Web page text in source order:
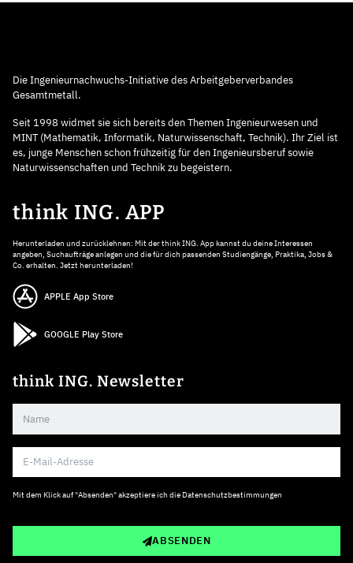
Die Ingenieurnachwuchs-Initiative des Arbeitgeberverbandes
Gesamtmetall.
Seit 1998 widmet sie sich bereits den Themen Ingenieurwesen und
MINT (Mathematik, Informatik, Naturwissenschaft, Technik). Ihr Ziel ist
es, junge Menschen schon frühzeitig für den Ingenieursberuf sowie
Naturwissenschaften und Technik zu begeistern.
think ING. APP
Herunterladen und zurücklehnen: Mit der think ING. App kannst du deine Interessen
angeben, Suchaufträge anlegen und die für dich passenden Studiengänge, Praktika, Jobs &
Co. erhalten. Jetzt herunterladen!
APPLE App Store
GOOGLE Play Store
think ING. Newsletter
Mit dem Klick auf "Absenden" akzeptiere ich die Datenschutzbestimmungen
ABSENDEN